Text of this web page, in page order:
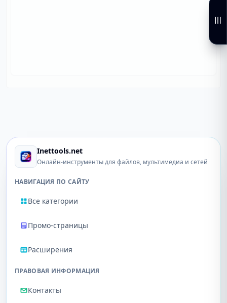
Inettools.net
Онлайн-инструменты для файлов, мультимедиа и сетей
НАВИГАЦИЯ ПО САЙТУ
Все категории
Промо-страницы
Расширения
ПРАВОВАЯ ИНФОРМАЦИЯ
Контакты